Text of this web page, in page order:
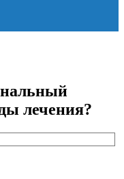
лечения?